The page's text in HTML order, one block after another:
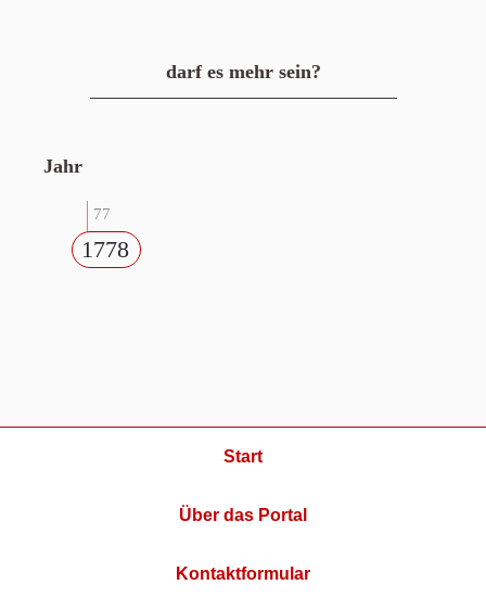
darf es mehr sein?
Jahr
77
1778
Start
Über das Portal
Kontaktformular